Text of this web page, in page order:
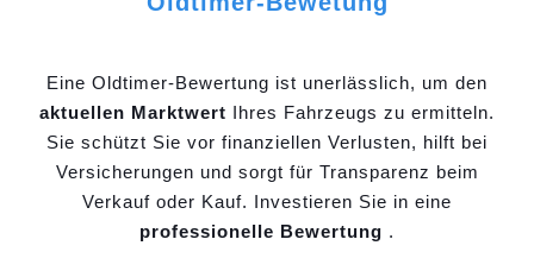
Eine Oldtimer-Bewertung ist unerlässlich, um den
aktuellen Marktwert Ihres Fahrzeugs zu ermitteln.
Sie schützt Sie vor finanziellen Verlusten, hilft bei
Versicherungen und sorgt für Transparenz beim
Verkauf oder Kauf. Investieren Sie in eine
professionelle Bewertung .